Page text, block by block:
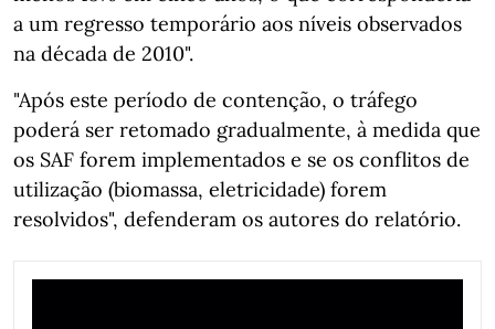
a um regresso temporário aos níveis observados
na década de 2010".
"Após este período de contenção, o tráfego
poderá ser retomado gradualmente, à medida que
os SAF forem implementados e se os conflitos de
utilização (biomassa, eletricidade) forem
resolvidos", defenderam os autores do relatório.